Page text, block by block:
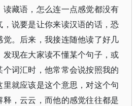
藏语，怎么连一点感觉都没有
说要是让你来读汉语的话，恐
。后来，我接连随他读了好几
现在大家读不懂某个句子，或
词汇时，他常常会说按照我的
就应该是这个意思，对这个句
，云云，而他的感觉往往都是